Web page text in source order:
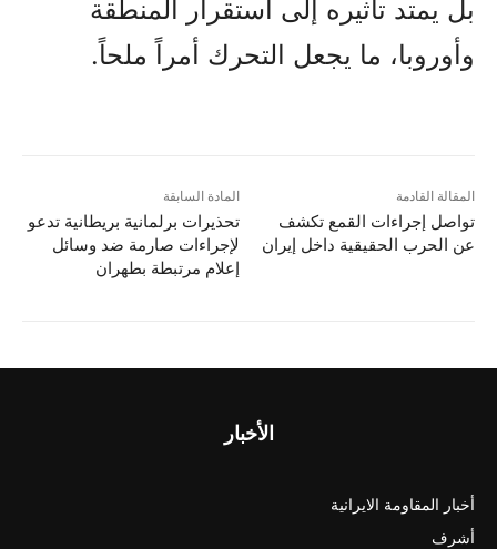
بل يمتد تأثيره إلى استقرار المنطقة
وأوروبا، ما يجعل التحرك أمراً ملحاً.
المادة السابقة
تحذيرات برلمانية بريطانية تدعو
لإجراءات صارمة ضد وسائل
إعلام مرتبطة بطهران
المقالة القادمة
تواصل إجراءات القمع تکشف
عن الحرب الحقيقية داخل إيران
الأخبار
أخبار المقاومة الايرانية
أشرف